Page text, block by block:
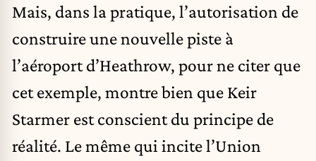
Mais, dans la pratique, l’autorisation de
construire une nouvelle piste à
l’aéroport d’Heathrow, pour ne citer que
cet exemple, montre bien que Keir
Starmer est conscient du principe de
réalité. Le même qui incite l’Union